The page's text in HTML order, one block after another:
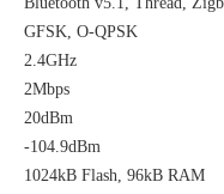
GFSK, O-QPSK
2.4GHz
2Mbps
20dBm
-104.9dBm
1024kB Flash, 96kB RAM